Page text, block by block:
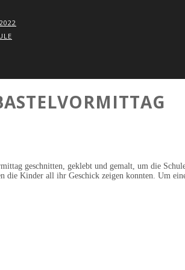
geschnitten, geklebt und gemalt, um die
die Kinder all ihr Geschick zeigen konnten. Um